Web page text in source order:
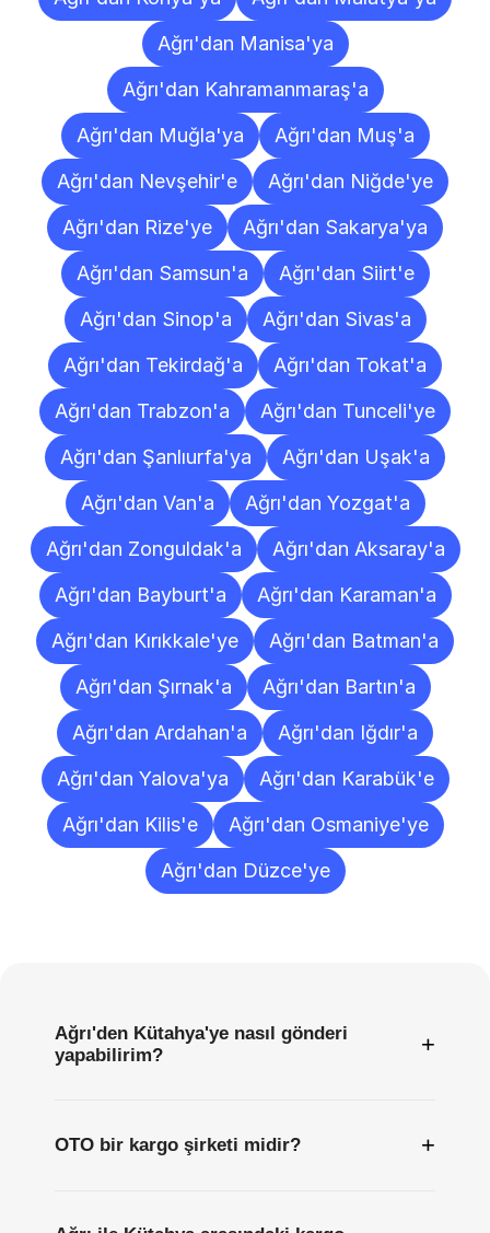
Ağrı'dan Manisa'ya
Ağrı'dan Kahramanmaraş'a
Ağrı'dan Muğla'ya
Ağrı'dan Muş'a
Ağrı'dan Nevşehir'e
Ağrı'dan Niğde'ye
Ağrı'dan Rize'ye
Ağrı'dan Sakarya'ya
Ağrı'dan Samsun'a
Ağrı'dan Siirt'e
Ağrı'dan Sinop'a
Ağrı'dan Sivas'a
Ağrı'dan Tekirdağ'a
Ağrı'dan Tokat'a
Ağrı'dan Trabzon'a
Ağrı'dan Tunceli'ye
Ağrı'dan Şanlıurfa'ya
Ağrı'dan Uşak'a
Ağrı'dan Van'a
Ağrı'dan Yozgat'a
Ağrı'dan Zonguldak'a
Ağrı'dan Aksaray'a
Ağrı'dan Bayburt'a
Ağrı'dan Karaman'a
Ağrı'dan Kırıkkale'ye
Ağrı'dan Batman'a
Ağrı'dan Şırnak'a
Ağrı'dan Bartın'a
Ağrı'dan Ardahan'a
Ağrı'dan Iğdır'a
Ağrı'dan Yalova'ya
Ağrı'dan Karabük'e
Ağrı'dan Kilis'e
Ağrı'dan Osmaniye'ye
Ağrı'dan Düzce'ye
Ağrı'den Kütahya'ye nasıl gönderi
yapabilirim?
+
OTO bir kargo şirketi midir? +